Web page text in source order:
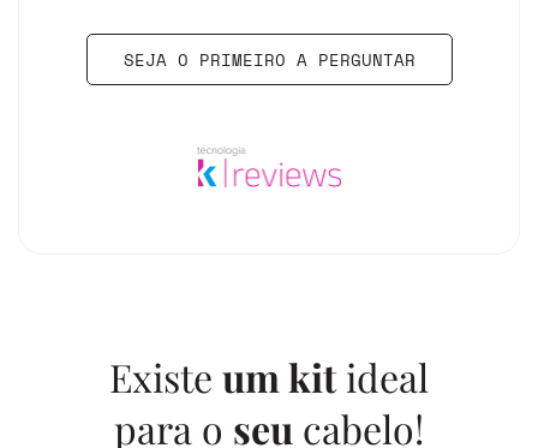
SEJA O PRIMEIRO A PERGUNTAR
Existe um kitideal
para o seu cabelo!